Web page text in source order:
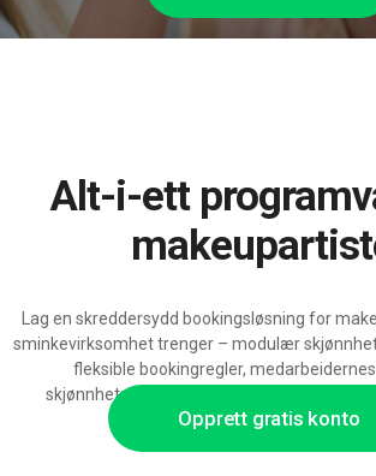
Opprett gratis konto
Alt-i-ett programvare for
Lag en skreddersydd bookingsløsning for
sminkevirksomhet trenger – modulær
fleksible bookingregler,
skjønnhetspakker og integrasjoner, klar til å
makeuptjenester.